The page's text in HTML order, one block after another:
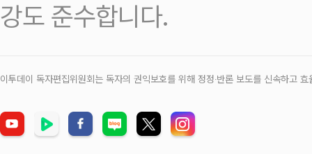
강도 준수합니다.
이투데이 독자편집위원회는 독자의 권익보호를 위해 정정‧반론 보도를 신속하고